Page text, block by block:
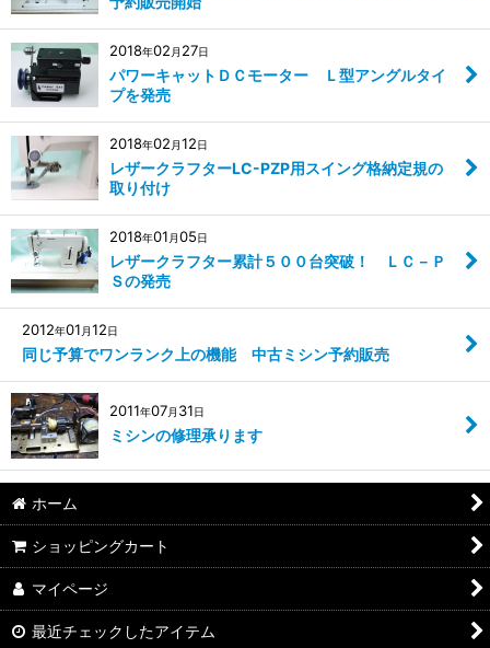
2018年02 月 27日
パワーキャットＤＣモーター Ｌ型アングルタイ
プを発売
2018年02 月12日
レザークラフターLC-PZP用スイング格納定規の
取り付け
2018年01 月05日
レザークラフター累計５００台突破！ ＬＣ－Ｐ
Ｓの発売
2012年01 月12日
同じ予算でワンランク上の機能 中古ミシン予約販売
2011年07月 31日
ミシンの修理承ります
ホーム
ショッピングカート
マイページ
最近チェックしたアイテム